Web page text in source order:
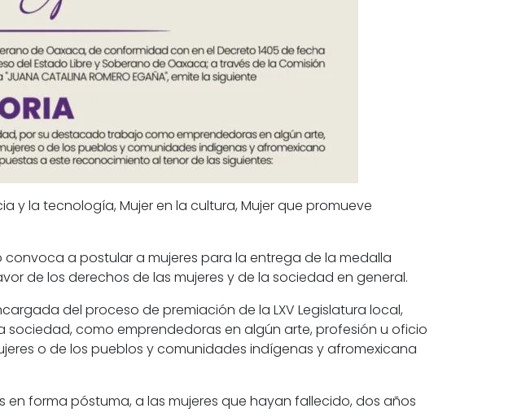
y la tecnología, Mujer en la cultura, Mujer que promueve
convoca a postular a mujeres para la entrega de la medalla
de los derechos de las mujeres y de la sociedad en general.
del proceso de premiación de la LXV Legislatura local,
como emprendedoras en algún arte, profesión u oficio
o de los pueblos y comunidades indígenas y afromexicana
forma póstuma, a las mujeres que hayan fallecido, dos años